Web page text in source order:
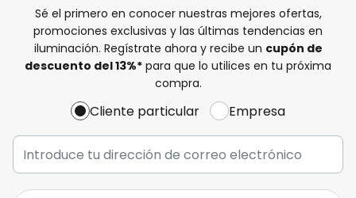
Sé el primero en conocer nuestras mejores ofertas,
promociones exclusivas y las últimas tendencias en
iluminación. Regístrate ahora y recibe un cupón de
descuento del13%* para que lo utilices en tu próxima
compra.
Cliente particular Empresa